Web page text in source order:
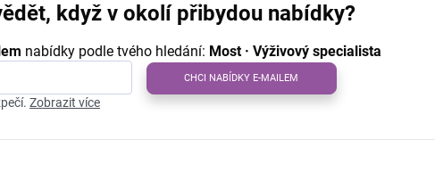
když v okolí přibydou nabídky?
nabídky podle tvého hledání: Most · Výživový specialista
CHCI NABÍDKY E-MAILEM
Zobrazit více